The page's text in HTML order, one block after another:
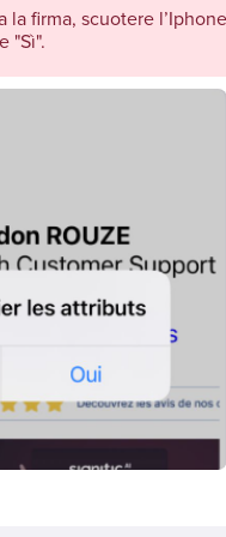
firma, scuotere
"Sì".